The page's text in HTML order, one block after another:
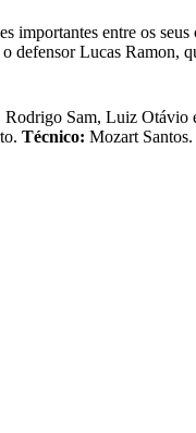
importantes entre os
defensor Lucas Ramon,
Sam, Luiz Otávio
Técnico: Mozart Santos.